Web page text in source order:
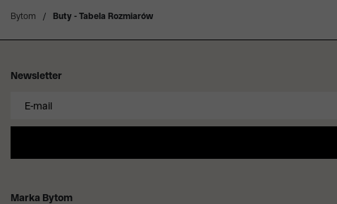
Bytom / Buty - Tabela Rozmiarów
Marka Bytom
Newsletter